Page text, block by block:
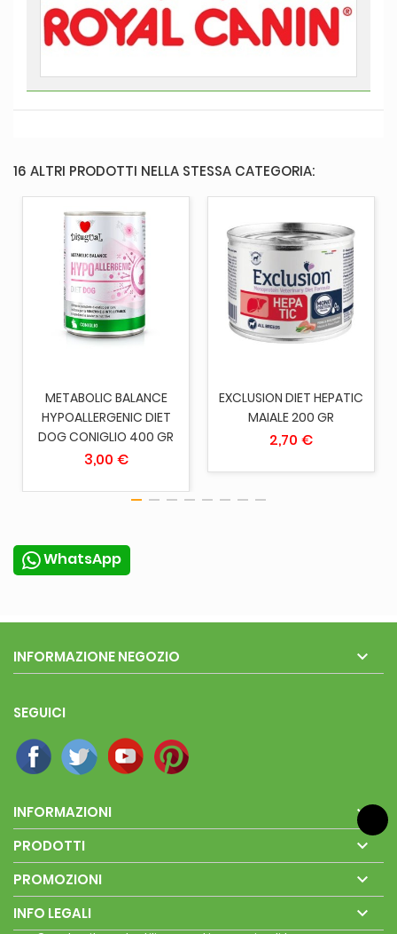
16 ALTRI PRODOTTI NELLA STESSA CATEGORIA:
METABOLIC BALANCE
HYPOALLERGENIC DIET
DOG CONIGLIO 400 GR
3,00 €
EXCLUSION DIET HEPATIC
MAIALE 200 GR
2,70 €
WhatsApp
INFORMAZIONE NEGOZIO 
SEGUICI
INFORMAZIONI 
PRODOTTI 
PROMOZIONI 
INFO LEGALI 